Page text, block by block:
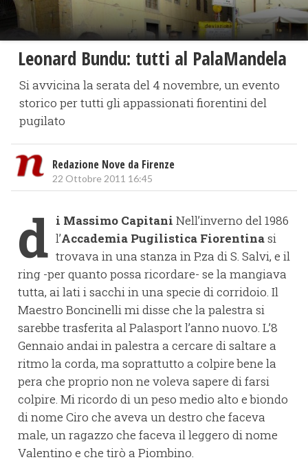
Leonard Bundu: tutti al PalaMandela
Si avvicina la serata del 4 novembre, un evento
storico per tutti gli appassionati fiorentini del
pugilato
Redazione Nove da Firenze
22 Ottobre 2011 16:45
d i Massimo Capitani Nell’inverno del 1986
l’Accademia Pugilistica Fiorentinasi
trovava in una stanza in P.za di S. Salvi, e il
ring -per quanto possa ricordare- se la mangiava
tutta, ai lati i sacchi in una specie di corridoio. Il
Maestro Boncinelli mi disse che la palestra si
sarebbe trasferita al Palasport l’anno nuovo. L’8
Gennaio andai in palestra a cercare di saltare a
ritmo la corda, ma soprattutto a colpire bene la
pera che proprio non ne voleva sapere di farsi
colpire. Mi ricordo di un peso medio alto e biondo
di nome Ciro che aveva un destro che faceva
male, un ragazzo che faceva il leggero di nome
Valentino e che tirò a Piombino.